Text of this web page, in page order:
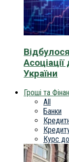
України
Гроші та
All
Банки
Курс